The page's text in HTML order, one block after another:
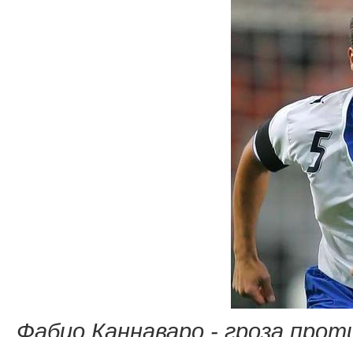
Фабио Каннаваро - гроза